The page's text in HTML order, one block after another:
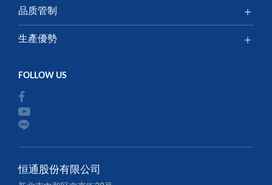
品质管制
生產優勢
恒通股份有限公司